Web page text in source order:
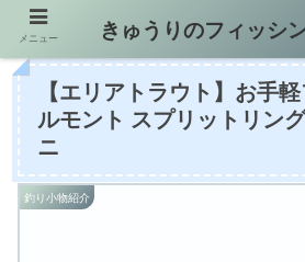
【エリアトラウト】お手
ルモント スプリットリン
ニ
釣り小物紹介
メニュー きゅうりのフィッシ